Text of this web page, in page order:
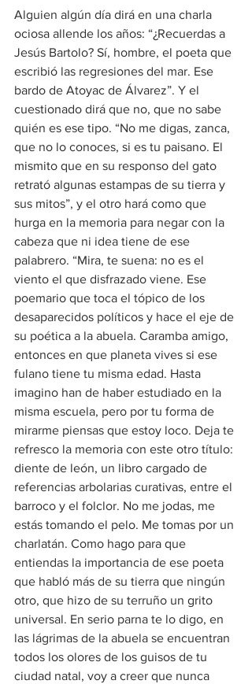
Alguien algún día dirá en una charla
ociosa allende los años: “¿Recuerdas a
Jesús Bartolo? Sí, hombre, el poeta que
escribió las regresiones del mar. Ese
bardo de Atoyac de Álvarez”. Y el
cuestionado dirá que no, que no sabe
quién es ese tipo. “No me digas, zanca,
que no lo conoces, si es tu paisano. El
mismito que en su responso del gato
retrató algunas estampas de su tierra y
sus mitos”, y el otro hará como que
hurga en la memoria para negar con la
cabeza que ni idea tiene de ese
palabrero. “Mira, te suena: no es el
viento el que disfrazado viene. Ese
poemario que toca el tópico de los
desaparecidos políticos y hace el eje de
su poética a la abuela. Caramba amigo,
entonces en que planeta vives si ese
fulano tiene tu misma edad. Hasta
imagino han de haber estudiado en la
misma escuela, pero por tu forma de
mirarme piensas que estoy loco. Deja te
refresco la memoria con este otro título:
diente de león, un libro cargado de
referencias arbolarias curativas, entre el
barroco y el folclor. No me jodas, me
estás tomando el pelo. Me tomas por un
charlatán. Como hago para que
entiendas la importancia de ese poeta
que habló más de su tierra que ningún
otro, que hizo de su terruño un grito
universal. En serio parna te lo digo, en
las lágrimas de la abuela se encuentran
todos los olores de los guisos de tu
ciudad natal, voy a creer que nunca